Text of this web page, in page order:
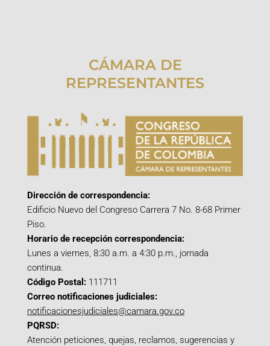
CÁMARA DE
REPRESENTANTES
Dirección de correspondencia:
Edificio Nuevo del Congreso Carrera 7 No. 8-68 Primer
Piso.
Horario de recepción correspondencia:
Lunes a viernes, 8:30 a.m. a 4:30 p.m., jornada
continua.
Código Postal: 111711
Correo notificaciones judiciales:
notificacionesjudiciales@camara.gov.co
PQRSD:
Atención peticiones, quejas, reclamos, sugerencias y